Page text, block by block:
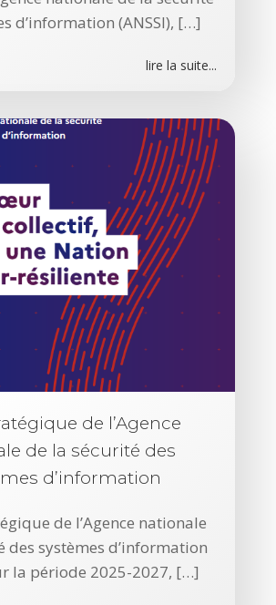
d’information (ANSSI), […]
lire la suite...
de l’Agence
de la sécurité des
d’information
de l’Agence nationale
des systèmes d’information
la période 2025-2027, […]